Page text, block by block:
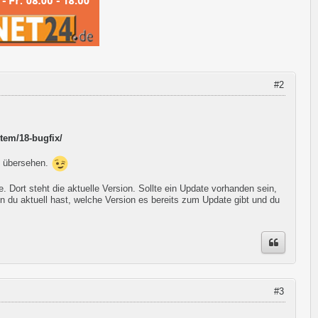
#2
18-bugfix/
Dort steht die aktuelle Version. Sollte ein Update vorhanden sein,
aktuell hast, welche Version es bereits zum Update gibt und du
#3